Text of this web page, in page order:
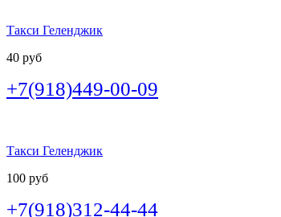
Такси Геленджик
40 руб
+7(918)449-00-09
Такси Геленджик
100 руб
+7(918)312-44-44